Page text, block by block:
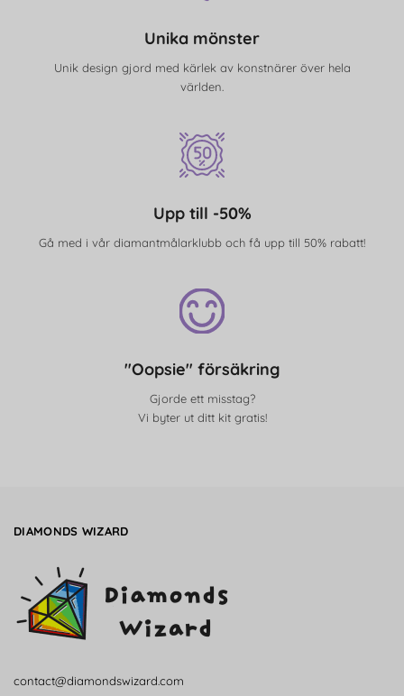
Unika mönster
Unik design gjord med kärlek av konstnärer över hela
världen.
Upp till -50%
Gå med i vår diamantmålarklubb och få upp till 50% rabatt!
"Oopsie" försäkring
Gjorde ett misstag?
Vi byter ut ditt kit gratis!
DIAMONDS WIZARD
contact@diamondswizard.com